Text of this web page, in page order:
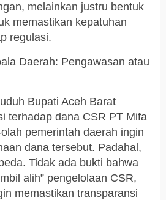
melainkan justru bentuk
memastikan kepatuhan
regulasi.
Daerah: Pengawasan atau
Bupati Aceh Barat
terhadap dana CSR PT Mifa
pemerintah daerah ingin
dana tersebut. Padahal,
Tidak ada bukti bahwa
alih” pengelolaan CSR,
memastikan transparansi